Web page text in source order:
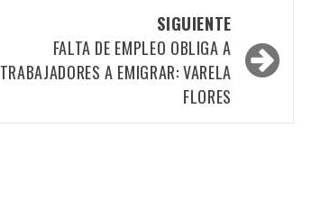
SIGUIENTE
FALTA DE EMPLEO OBLIGA A
TRABAJADORES A EMIGRAR: VARELA
FLORES